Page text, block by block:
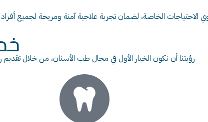
الخاصة، لضمان تجربة علاجية آمنة ومريحة لجميع أفراد
رؤيتنا أن نكون الخيار الأول في مجال طب الأسنان، من خلال تقديم